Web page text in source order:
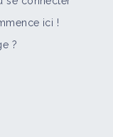
ici !
?